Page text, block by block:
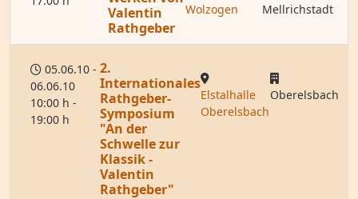
Valentin
Rathgeber
Wolzogen Mellrichstadt
05.06.10 -
06.06.10
10:00 h -
19:00 h
2.
Internationales
Rathgeber-
Symposium
"An der
Schwelle zur
Klassik -
Valentin
Rathgeber"
Elstalhalle
Oberelsbach
Oberelsbach